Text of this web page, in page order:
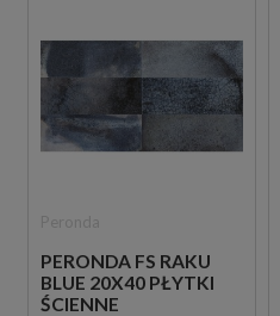
PERONDA FS RAKU
BLUE 20X40 PŁYTKI
ŚCIENNE